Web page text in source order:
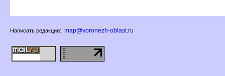
Написать редакции: map@voronezh-oblast.ru